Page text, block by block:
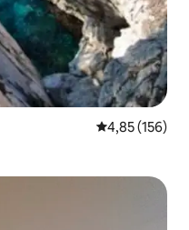
Средна
4,85 (156)